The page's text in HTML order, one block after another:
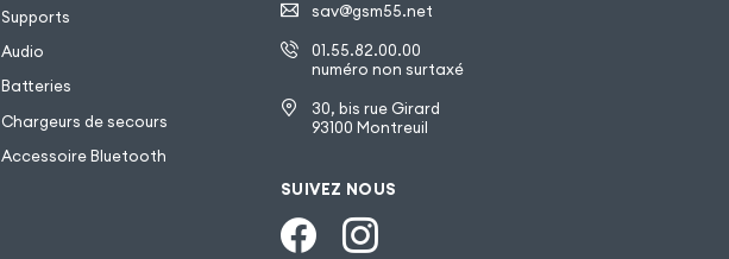
Supports
Audio
Batteries
Chargeurs de secours
Accessoire Bluetooth
sav@gsm55.net
01.55.82.00.00
numéro non surtaxé
30, bis rue Girard
93100 Montreuil
SUIVEZ NOUS